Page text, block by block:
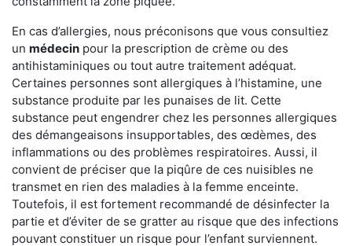
En cas d’allergies, nous préconisons que vous consultiez
un médecin pour la prescription de crème ou des
antihistaminiques ou tout autre traitement adéquat.
Certaines personnes sont allergiques à l’histamine, une
substance produite par les punaises de lit. Cette
substance peut engendrer chez les personnes allergiques
des démangeaisons insupportables, des œdèmes, des
inflammations ou des problèmes respiratoires. Aussi, il
convient de préciser que la piqûre de ces nuisibles ne
transmet en rien des maladies à la femme enceinte.
Toutefois, il est fortement recommandé de désinfecter la
partie et d’éviter de se gratter au risque que des infections
pouvant constituer un risque pour l’enfant surviennent.